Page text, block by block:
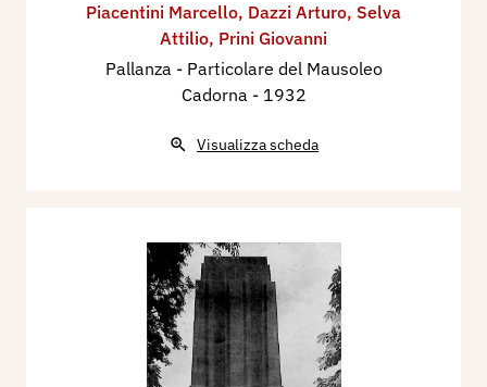
Piacentini Marcello, Dazzi Arturo, Selva
Attilio, Prini Giovanni
Pallanza - Particolare del Mausoleo
Cadorna - 1932
Visualizza scheda